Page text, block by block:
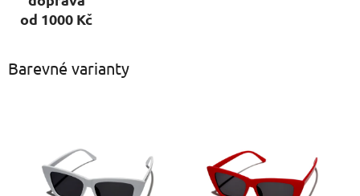
od 1000 Kč
Barevné varianty